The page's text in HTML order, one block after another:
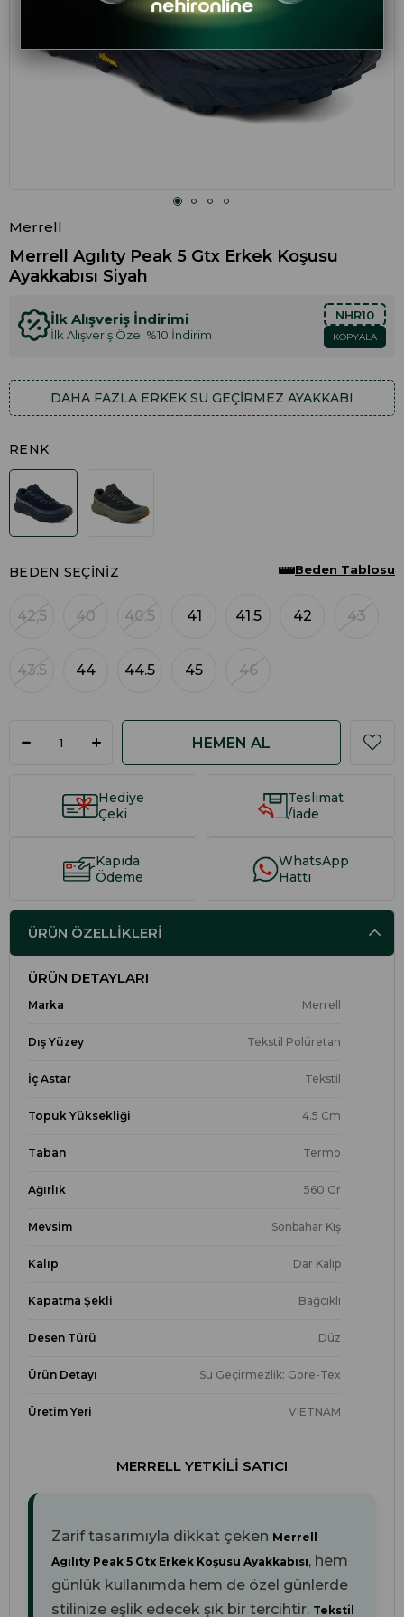
Merrell
Merrell Agılıty Peak 5 Gtx Erkek Koşusu
Ayakkabısı Siyah
İlk Alışveriş İndirimi
İlk Alışveriş Özel %10 İndirim
NHR10
KOPYALA
DAHA FAZLA ERKEK SU GEÇIRMEZ AYAKKABI
RENK
BEDEN SEÇINIZ
42,5 40 40.5 41 41.5 42 43
43.5 44 44.5 45 46
Beden Tablosu
Hediye
Çeki
Teslimat
/İade
Kapıda
Ödeme
WhatsApp
Hattı
ÜRÜN ÖZELLIKLERI
ÜRÜN DETAYLARI
Marka Merrell
Dış Yüzey Tekstil Polüretan
İç Astar Tekstil
Topuk Yüksekliği 4.5 Cm
Taban Termo
Ağırlık 560 Gr
Mevsim Sonbahar Kış
Kalıp Dar Kalıp
Kapatma Şekli Bağcıklı
Desen Türü Düz
Ürün Detayı Su Geçirmezlik: Gore-Tex
Üretim Yeri VIETNAM
MERRELL YETKILI SATICI
Zarif tasarımıyla dikkat çeken Merrell
Agılıty Peak 5 Gtx Erkek Koşusu Ayakkabısı, hem
günlük kullanımda hem de özel günlerde
stilinize eşlik edecek şık bir tercihtir. Tekstil